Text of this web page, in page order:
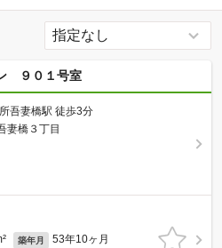
９０１号室
吾妻橋駅 徒歩3分
妻橋３丁目
築年月 53年10ヶ月